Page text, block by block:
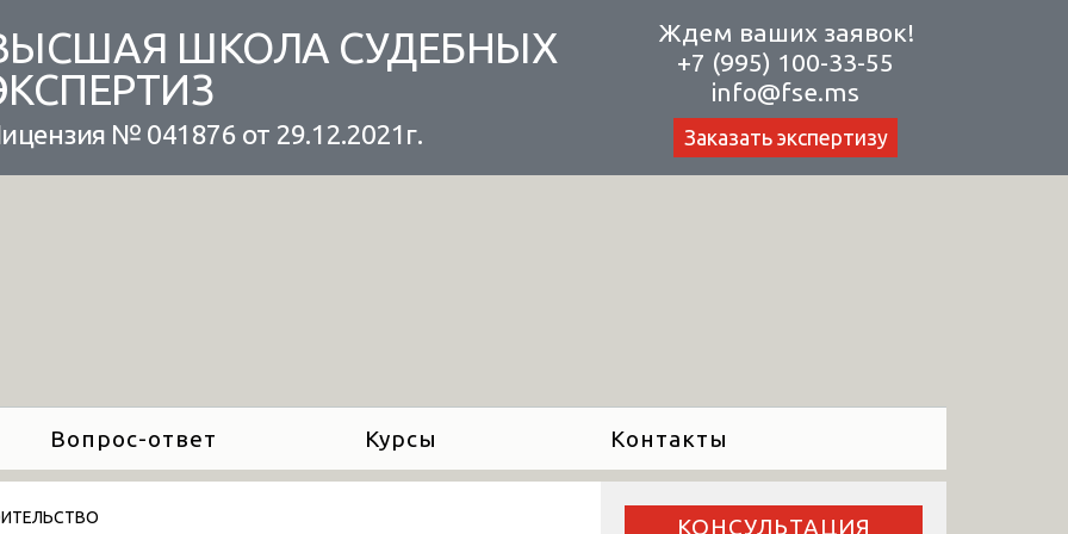
ШКОЛА СУДЕБНЫХ
№ 041876 от 29.12.2021г.
Ждем ваших заявок!
+7 (995) 100-33-55
info@fse.ms
Заказать экспертизу
Вопрос-ответ Курсы Контакты
КОНСУЛЬТАЦИЯ